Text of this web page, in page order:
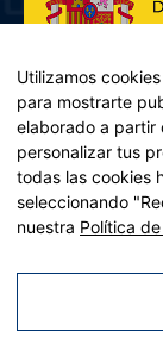
Plan de
Recuperación y
2021/241 del
Utilizamos
para mostrarte
elaborado a partir
personalizar tus
todas las cookies
seleccionando
nuestra Política